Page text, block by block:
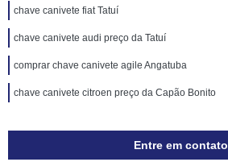
chave canivete fiat Tatuí
chave canivete audi preço da Tatuí
comprar chave canivete agile Angatuba
chave canivete citroen preço da Capão Bonito
Entre em contato